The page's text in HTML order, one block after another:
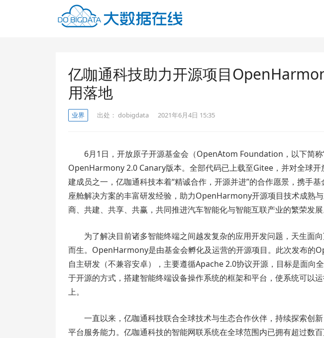
亿咖通科技助力开源项目
用落地
业界 出处： dobigdata 2021年6月4日 15:35
6月1日，开放原子开源基金会（OpenAtom Foundation，以下简称
OpenHarmony 2.0 Canary版本。全部代码已上载至Gitee，并对全球开
建成员之一，亿咖通科技本着“精诚合作，开源并进”的合作愿景，携手
座舱解决方案的丰富研发经验，助力OpenHarmony开源项目技术成熟
商、共建、共享、共赢，共同推进汽车智能化与智能互联产业的繁荣发展
为了解决目前诸多智能终端之间越发复杂的应用开发问题，天生面
而生。OpenHarmony是由基金会孵化及运营的开源项目。此次发布的
自主研发（不兼容安卓），主要遵循Apache 2.0协议开源，目标是面向
于开源的方式，搭建智能终端设备操作系统的框架和平台，使系统可以
上。
一直以来，亿咖通科技联合全球技术与生态合作伙伴，持续探索创
平台服务能力。亿咖通科技的智能网联系统在全球范围内已拥有超过数